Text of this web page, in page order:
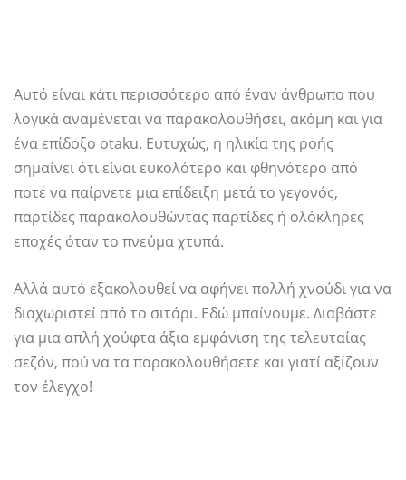
Αυτό είναι κάτι περισσότερο από έναν άνθρωπο που
λογικά αναμένεται να παρακολουθήσει, ακόμη και για
ένα επίδοξο otaku. Ευτυχώς, η ηλικία της ροής
σημαίνει ότι είναι ευκολότερο και φθηνότερο από
ποτέ να παίρνετε μια επίδειξη μετά το γεγονός,
παρτίδες παρακολουθώντας παρτίδες ή ολόκληρες
εποχές όταν το πνεύμα χτυπά.
Αλλά αυτό εξακολουθεί να αφήνει πολλή χνούδι για να
διαχωριστεί από το σιτάρι. Εδώ μπαίνουμε. Διαβάστε
για μια απλή χούφτα άξια εμφάνιση της τελευταίας
σεζόν, πού να τα παρακολουθήσετε και γιατί αξίζουν
τον έλεγχο!